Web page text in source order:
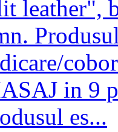
leather",
in 9
es...